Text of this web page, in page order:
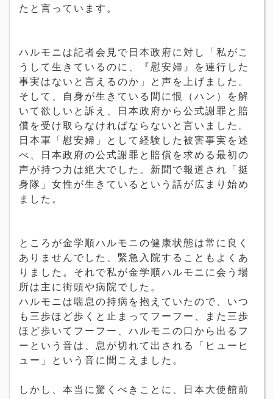
たと言っています。
ハルモニは記者会見で日本政府に対し「私がこ
うして生きているのに、『慰安婦』を連行した
事実はないと言えるのか」と声を上げました。
そして、自身が生きている間に恨（ハン）を解
いて欲しいと訴え、日本政府から公式謝罪と賠
償を受け取らなければならないと言いました。
日本軍「慰安婦」として経験した被害事実を述
べ、日本政府の公式謝罪と賠償を求める最初の
声が持つ力は絶大でした。新聞で報道され「挺
身隊」女性が生きているという話が広まり始め
ました。
ところが金学順ハルモニの健康状態は常に良く
ありませんでした、緊急入院することもよくあ
りました。それで私が金学順ハルモニに会う場
所は主に街頭や病院でした。
ハルモニは喘息の持病を抱えていたので、いつ
も三歩ほど歩くと止まってフーフー、また三歩
ほど歩いてフーフー、ハルモニの口から出るフ
ーという音は、息が切れて出される「ヒューヒ
ュー」という音に聞こえました。
しかし、本当に驚くべきことに、日本大使館前